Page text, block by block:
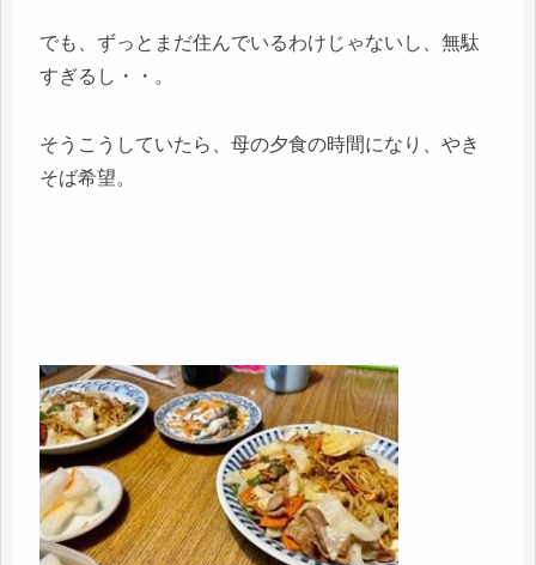
でも、ずっとまだ住んでいるわけじゃないし、無駄
すぎるし・・。
そうこうしていたら、母の夕食の時間になり、やき
そば希望。